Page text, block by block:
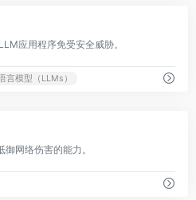
应用程序免受安全威胁。
言模型（LLMs）
网络伤害的能力。